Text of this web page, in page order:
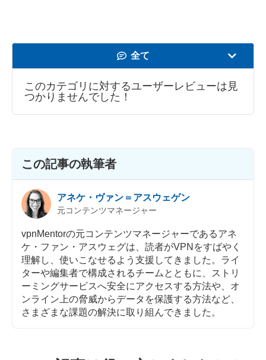
全て
速度
カスタマーサポ
このカテゴリに対するユーザーレビューは見
つかりませんでした！
この記事の執筆者
アネケ・ヴァン＝アスウェゲン
元コンテンツマネージャー
vpnMentorの元コンテンツマネージャーであるアネ
ケ・ファン・アスウェグは、読者がVPNをすばやく
理解し、使いこなせるよう支援してきました。ライ
ターや編集者で構成されるチームとともに、ストリ
ーミングサービスへ安全にアクセスする方法や、オ
ンライン上の脅威からデータを保護する方法など、
さまざまな課題の解決に取り組んできました。